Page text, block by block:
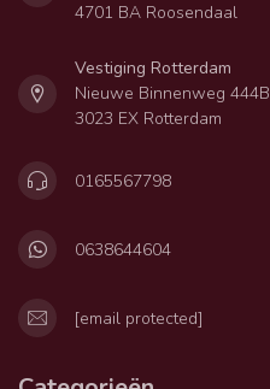
4701 BA Roosendaal
Vestiging Rotterdam
Nieuwe Binnenweg 444B
3023 EX Rotterdam
0165567798
0638644604
[email protected]